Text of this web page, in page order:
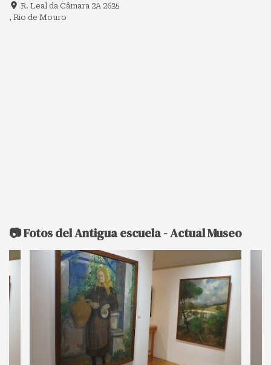
R. Leal da Câmara 2A 2635
, Rio de Mouro
📷 Fotos del Antigua escuela - Actual Museo